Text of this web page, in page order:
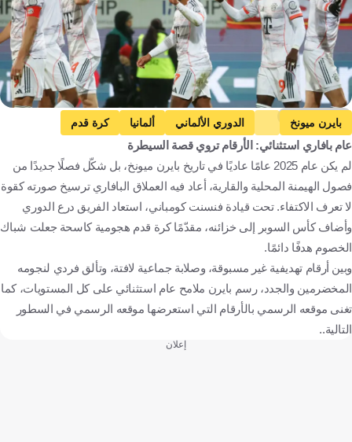
Getty Images
بايرن ميونخ الدوري الألماني ألمانيا كرة قدم
عام بافاري استثنائي: الأرقام تروي قصة السيطرة
لم يكن عام 2025 عامًا عاديًا في تاريخ بايرن ميونخ، بل شكّل فصلًا جديدًا من
فصول الهيمنة المحلية والقارية، أعاد فيه العملاق البافاري ترسيخ صورته كقوة
لا تعرف الاكتفاء. تحت قيادة فنسنت كومباني، استعاد الفريق درع الدوري
وأضاف كأس السوبر إلى خزائنه، مقدّمًا كرة قدم هجومية كاسحة جعلت شباك
الخصوم هدفًا دائمًا.
وبين أرقام تهديفية غير مسبوقة، وصلابة جماعية لافتة، وتألق فردي لنجومه
المخضرمين والجدد، رسم بايرن ملامح عام استثنائي على كل المستويات، كما
تغنى موقعه الرسمي بالأرقام التي استعرضها موقعه الرسمي في السطور
التالية..
إعلان